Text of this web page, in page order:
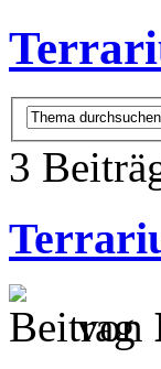
3
von